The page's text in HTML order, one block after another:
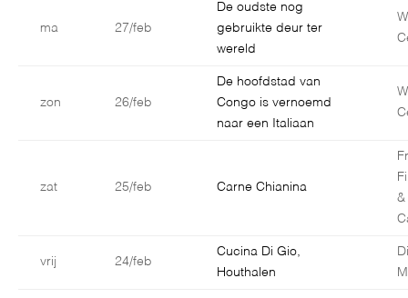
ma 27/feb
De oudste nog
gebruikte deur ter
wereld
zon 26/feb
De hoofdstad van
Congo is vernoemd
naar een Italiaan
zat 25/feb Carne Chianina
&
vrij 24/feb
Cucina Di Gio,
Houthalen